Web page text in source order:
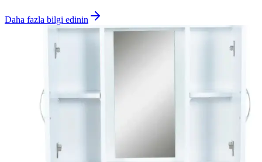
Daha fazla bilgi edinin